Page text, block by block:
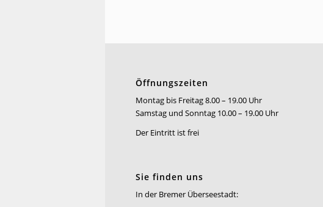
Öffnungszeiten
Montag bis Freitag 8.00 – 19.00 Uhr
Samstag und Sonntag 10.00 – 19.00 Uhr
Der Eintritt ist frei
Sie finden uns
In der Bremer Überseestadt: